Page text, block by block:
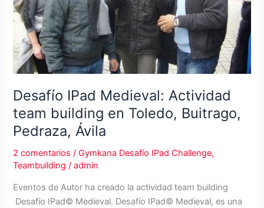
Desafío IPad Medieval: Actividad
team building en Toledo, Buitrago,
Pedraza, Ávila
2 comentarios /Gymkana Desafío IPad Challenge,
Teambuilding /admin
Eventos de Autor ha creado la actividad team building
Desafío IPad© Medieval. Desafío IPad© Medieval, es una